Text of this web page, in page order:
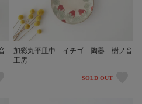
加彩丸平皿中 イチゴ 陶器 樹ノ音
工房
SOLD OUT